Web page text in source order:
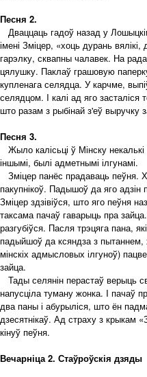
Песня 2.
Дваццаць гадоў назад у
імені Зміцер, «хоць дурань
гарэлку, сквапны чалавек. На
цялушку. Паклаў грашовую
купленага селядца. У карчме,
селядцом. I калі ад яго засталіся
што разам з рыбінай з'еў выручку
Песня 3.
Жыло калісьці ў Мінску
іншымі, былі адметнымі ілгунамі.
Зміцер панёс прадаваць пеўня.
пакупнікоў. Падышоў да яго адзін
Зміцер здзівіўся, што яго пеўня
таксама пачаў гаварыць пра
разгубіўся. Пасля трэцяга пана,
падыйшоў да ксяндза з пытаннем,
мінскіх адмысловых ілгуноў)
зайца.
Тады селянін перастаў верыць
напусціла туману жонка. I пачаў
два паны і абурыліся, што ён
дзесятнікаў. Ад страху з крыкам
кінуў пеўня.
Вечарніца 2. Стаўроўскія дзяды